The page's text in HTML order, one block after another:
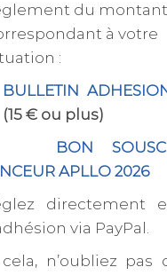
du montant
à votre
:
BULLETIN
€ ou plus)
BON
APLLO 2026
directement
via PayPal.
n’oubliez pas